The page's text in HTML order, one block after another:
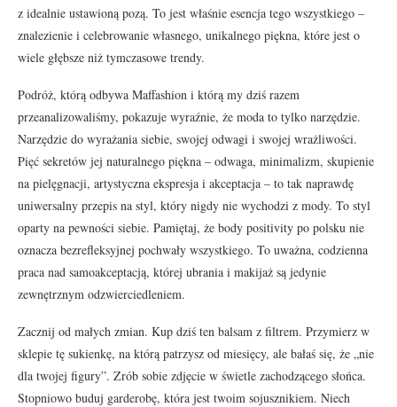
z idealnie ustawioną pozą. To jest właśnie esencja tego wszystkiego –
znalezienie i celebrowanie własnego, unikalnego piękna, które jest o
wiele głębsze niż tymczasowe trendy.
Podróż, którą odbywa Maffashion i którą my dziś razem
przeanalizowaliśmy, pokazuje wyraźnie, że moda to tylko narzędzie.
Narzędzie do wyrażania siebie, swojej odwagi i swojej wrażliwości.
Pięć sekretów jej naturalnego piękna – odwaga, minimalizm, skupienie
na pielęgnacji, artystyczna ekspresja i akceptacja – to tak naprawdę
uniwersalny przepis na styl, który nigdy nie wychodzi z mody. To styl
oparty na pewności siebie. Pamiętaj, że body positivity po polsku nie
oznacza bezrefleksyjnej pochwały wszystkiego. To uważna, codzienna
praca nad samoakceptacją, której ubrania i makijaż są jedynie
zewnętrznym odzwierciedleniem.
Zacznij od małych zmian. Kup dziś ten balsam z filtrem. Przymierz w
sklepie tę sukienkę, na którą patrzysz od miesięcy, ale bałaś się, że „nie
dla twojej figury”. Zrób sobie zdjęcie w świetle zachodzącego słońca.
Stopniowo buduj garderobę, która jest twoim sojusznikiem. Niech